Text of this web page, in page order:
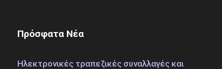
Πρόσφατα Νέα
Ηλεκτρονικές τραπεζικές συναλλαγές και